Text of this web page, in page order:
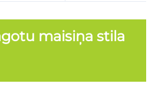
maisiņa stila